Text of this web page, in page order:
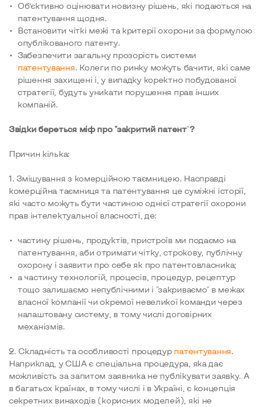
Об’єктивно оцінювати новизну рішень, які подаються на
патентування щодня.
Встановити чіткі межі та критерії охорони за формулою
опублікованого патенту.
Забезпечити загальну прозорість системи
патентування. Колеги по ринку можуть бачити, які саме
рішення захищені і, у випадку коректно побудованої
стратегії, будуть уникати порушення прав інших
компаній.
Звідки береться міф про "закритий патент"?
Причин кілька:
1. Змішування з комерційною таємницею. Насправді
комерційна таємниця та патентування це суміжні історії,
які часто можуть бути частиною однієї стратегії охорони
прав інтелектуальної власності, де:
частину рішень, продуктів, пристроїв ми подаємо на
патентування, аби отримати чітку, строкову, публічну
охорону і заявити про себе як про патентовласника;
а частину технологій, процесів, процедур, рецептур
тощо залишаємо непублічними і "закриваємо" в межах
власної компанії чи окремої невеликої команди через
налаштовану систему, в тому числі договірних
механізмів.
2. Складність та особливості процедур патентування.
Наприклад, у США є спеціальна процедура, яка дає
можливість за запитом заявника не публікувати заявку. А
в багатьох країнах, в тому числі і в Україні, є концепція
секретних винаходів (корисних моделей), які не